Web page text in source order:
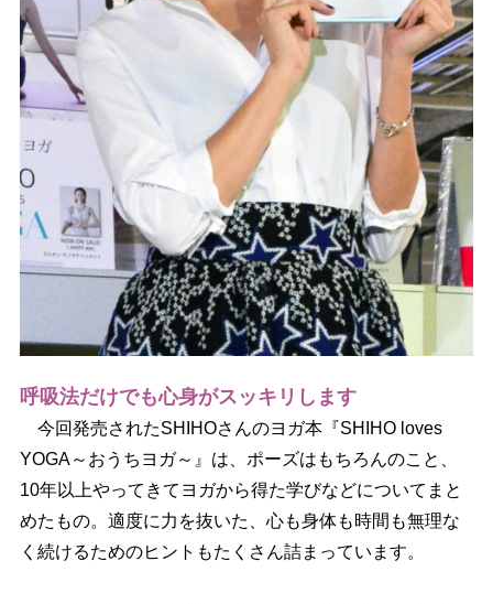
呼吸法だけでも心身がスッキリします
今回発売されたSHIHOさんのヨガ本『SHIHO loves
YOGA～おうちヨガ～』は、ポーズはもちろんのこと、
10年以上やってきてヨガから得た学びなどについてまと
めたもの。適度に力を抜いた、心も身体も時間も無理な
く続けるためのヒントもたくさん詰まっています。